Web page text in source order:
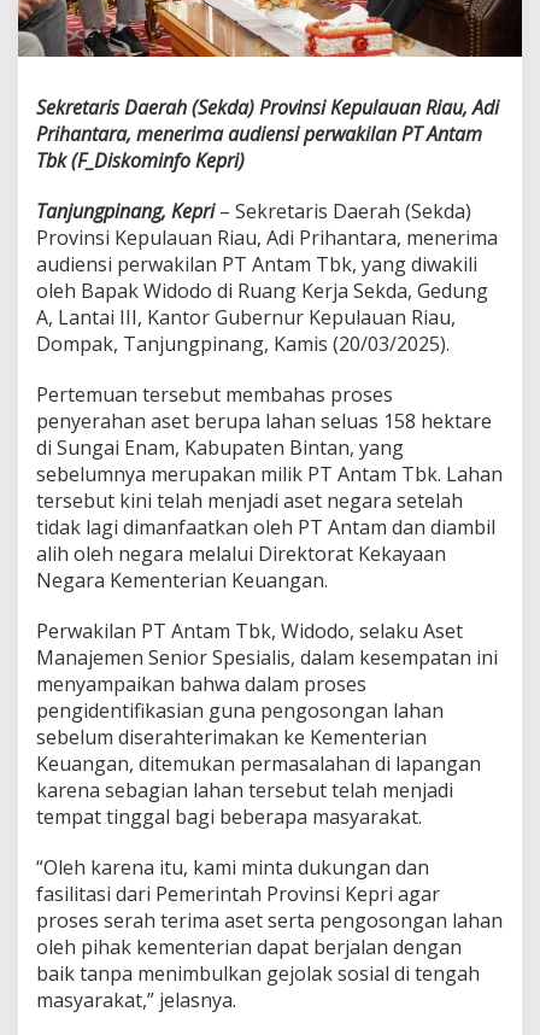
t
a
n
i
s
e
h
k
a
n
k
e
N
e
a
r
a
,
P
e
m
p
r
v
K
e
p
r
i
i
a
p
a
s
i
l
i
t
Sekretaris Daerah (Sekda) Provinsi Kepulauan Riau, Adi
Prihantara, menerima audiensi perwakilan PT Antam
Tbk (F_Diskominfo Kepri)
Tanjungpinang, Kepri– Sekretaris Daerah (Sekda)
Provinsi Kepulauan Riau, Adi Prihantara, menerima
audiensi perwakilan PT Antam Tbk, yang diwakili
oleh Bapak Widodo di Ruang Kerja Sekda, Gedung
A, Lantai III, Kantor Gubernur Kepulauan Riau,
Dompak, Tanjungpinang, Kamis (20/03/2025).
Pertemuan tersebut membahas proses
penyerahan aset berupa lahan seluas 158 hektare
di Sungai Enam, Kabupaten Bintan, yang
sebelumnya merupakan milik PT Antam Tbk. Lahan
tersebut kini telah menjadi aset negara setelah
tidak lagi dimanfaatkan oleh PT Antam dan diambil
alih oleh negara melalui Direktorat Kekayaan
Negara Kementerian Keuangan.
Perwakilan PT Antam Tbk, Widodo, selaku Aset
Manajemen Senior Spesialis, dalam kesempatan ini
menyampaikan bahwa dalam proses
pengidentifikasian guna pengosongan lahan
sebelum diserahterimakan ke Kementerian
Keuangan, ditemukan permasalahan di lapangan
karena sebagian lahan tersebut telah menjadi
tempat tinggal bagi beberapa masyarakat.
“Oleh karena itu, kami minta dukungan dan
fasilitasi dari Pemerintah Provinsi Kepri agar
proses serah terima aset serta pengosongan lahan
oleh pihak kementerian dapat berjalan dengan
baik tanpa menimbulkan gejolak sosial di tengah
masyarakat,” jelasnya.